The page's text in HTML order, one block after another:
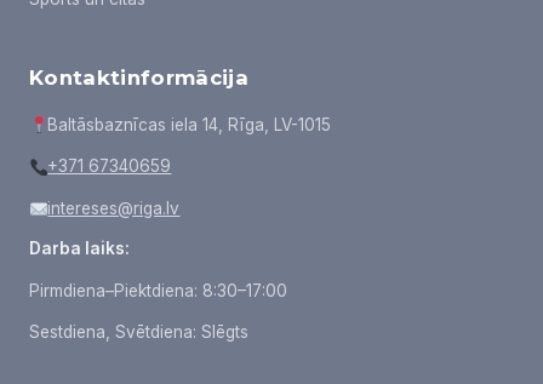
Kontaktinformācija
Baltāsbaznīcas iela 14, Rīga, LV-1015
+371 67340659
intereses@riga.lv
Darba laiks:
Pirmdiena–Piektdiena: 8:30–17:00
Sestdiena, Svētdiena: Slēgts